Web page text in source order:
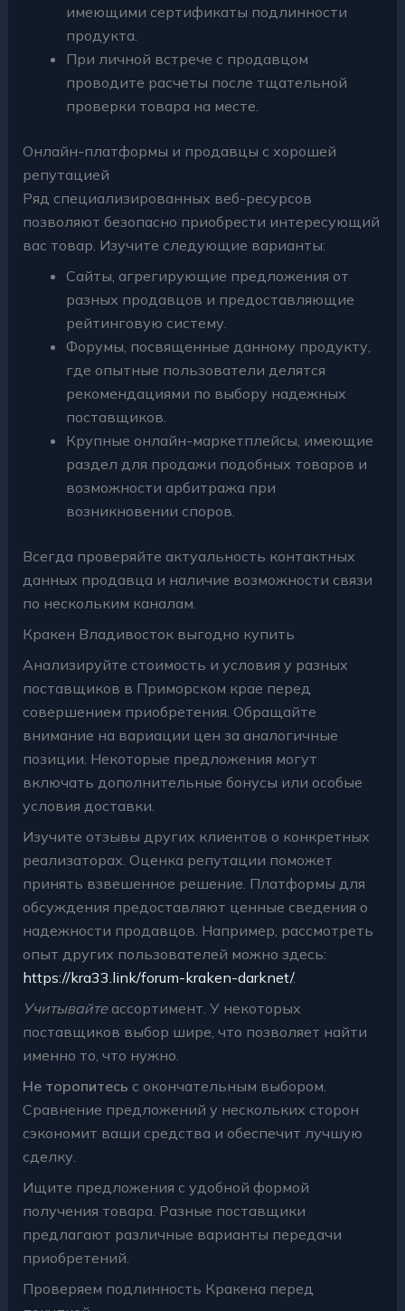
имеющими сертификаты подлинности
продукта.
При личной встрече с продавцом
проводите расчеты после тщательной
проверки товара на месте.
Онлайн-платформы и продавцы с хорошей
репутацией
Ряд специализированных веб-ресурсов
позволяют безопасно приобрести интересующий
вас товар. Изучите следующие варианты:
Сайты, агрегирующие предложения от
разных продавцов и предоставляющие
рейтинговую систему.
Форумы, посвященные данному продукту,
где опытные пользователи делятся
рекомендациями по выбору надежных
поставщиков.
Крупные онлайн-маркетплейсы, имеющие
раздел для продажи подобных товаров и
возможности арбитража при
возникновении споров.
Всегда проверяйте актуальность контактных
данных продавца и наличие возможности связи
по нескольким каналам.
Кракен Владивосток выгодно купить
Анализируйте стоимость и условия у разных
поставщиков в Приморском крае перед
совершением приобретения. Обращайте
внимание на вариации цен за аналогичные
позиции. Некоторые предложения могут
включать дополнительные бонусы или особые
условия доставки.
Изучите отзывы других клиентов о конкретных
реализаторах. Оценка репутации поможет
принять взвешенное решение. Платформы для
обсуждения предоставляют ценные сведения о
надежности продавцов. Например, рассмотреть
опыт других пользователей можно здесь:
https://kra33.link/forum-kraken-darknet/.
Учитывайтеассортимент. У некоторых
поставщиков выбор шире, что позволяет найти
именно то, что нужно.
Не торопитесь с окончательным выбором.
Сравнение предложений у нескольких сторон
сэкономит ваши средства и обеспечит лучшую
сделку.
Ищите предложения с удобной формой
получения товара. Разные поставщики
предлагают различные варианты передачи
приобретений.
Проверяем подлинность Кракена перед